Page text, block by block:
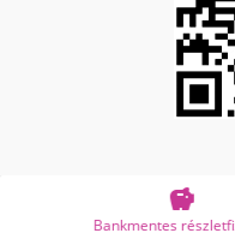
Bankmentes részletfizetés